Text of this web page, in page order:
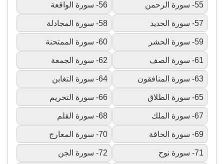
55- سورة الرحمن 56- سورة الواقعة
57- سورة الحديد 58- سورة المجادلة
59- سورة الحشر 60- سورة الممتحنة
61- سورة الصف 62- سورة الجمعة
63- سورة المنافقون 64- سورة التغابن
65- سورة الطلاق 66- سورة التحريم
67- سورة الملك 68- سورة القلم
69- سورة الحاقة 70- سورة المعارج
71- سورة نوح 72- سورة الجن